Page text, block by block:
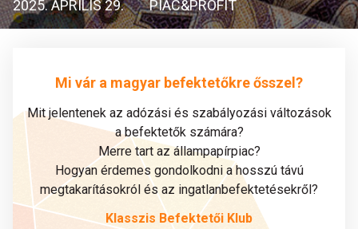
2025. ÁPRILIS 29. PIAC&PROFIT
Mi vár a magyar befektetőkre ősszel?
Mit jelentenek az adózási és szabályozási változások
a befektetők számára?
Merre tart az állampapírpiac?
Hogyan érdemes gondolkodni a hosszú távú
megtakarításokról és az ingatlanbefektetésekről?
Klasszis Befektetői Klub